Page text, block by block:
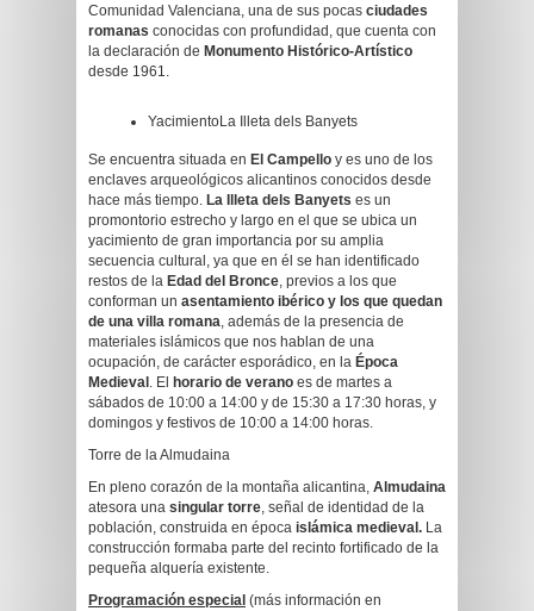
Comunidad Valenciana, una de sus pocas ciudades
romanas conocidas con profundidad, que cuenta con
la declaración de Monumento Histórico-Artístico
desde 1961.
YacimientoLa Illeta dels Banyets
Se encuentra situada en El Campello y es uno de los
enclaves arqueológicos alicantinos conocidos desde
hace más tiempo. La Illeta dels Banyets es un
promontorio estrecho y largo en el que se ubica un
yacimiento de gran importancia por su amplia
secuencia cultural, ya que en él se han identificado
restos de la Edad del Bronce, previos a los que
conforman un asentamiento ibérico y los que quedan
de una villa romana, además de la presencia de
materiales islámicos que nos hablan de una
ocupación, de carácter esporádico, en la Época
Medieval . El horario de verano es de martes a
sábados de 10:00 a 14:00 y de 15:30 a 17:30 horas, y
domingos y festivos de 10:00 a 14:00 horas.
Torre de la Almudaina
En pleno corazón de la montaña alicantina, Almudaina
atesora una singular torre, señal de identidad de la
población, construida en época islámica medieval. La
construcción formaba parte del recinto fortificado de la
pequeña alquería existente.
Programación especial (más información en